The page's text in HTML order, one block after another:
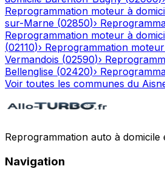
Reprogrammation moteur à
sur-Marne (02850)›
Reprogrammation moteur à
(02110)› Reprogrammation
Vermandois (02590)›
Bellenglise (02420)›
Voir toutes les communes du
Reprogrammation auto à
Navigation